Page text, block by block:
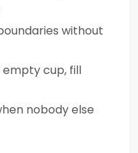
without
cup, fill
nobody else